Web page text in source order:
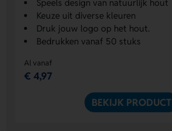
Speels design van natuurlijk hout
Keuze uit diverse kleuren
Druk jouw logo op het hout.
Bedrukken vanaf 50 stuks
Al vanaf
€ 4,97
BEKIJK PRODUCT